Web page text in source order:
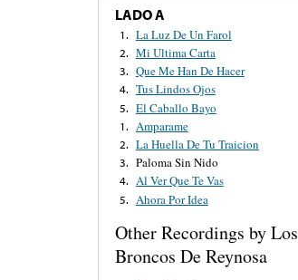
LADO A
1. La Luz De Un Farol
2. Mi Ultima Carta
3. Que Me Han De Hacer
4. Tus Lindos Ojos
5. El Caballo Bayo
1. Amparame
2. La Huella De Tu Traicion
3. Paloma Sin Nido
4. Al Ver Que Te Vas
5. Ahora Por Idea
Other Recordings by Los
Broncos De Reynosa